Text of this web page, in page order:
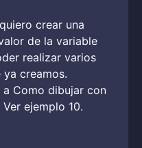
crear una
de la variable
realizar varios
creamos.
Como dibujar con
ejemplo 10.